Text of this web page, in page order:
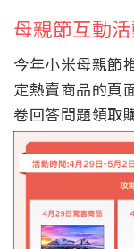
母親節互動
今年小米母親節
定熱賣商品的頁
卷回答問題領取